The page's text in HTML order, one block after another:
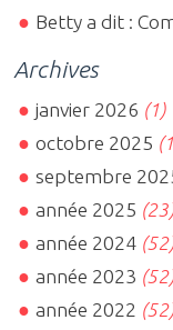
Betty a dit :
Archives
janvier 2026 (1)
octobre 2025
septembre
année 2025
année 2024
année 2023
année 2022